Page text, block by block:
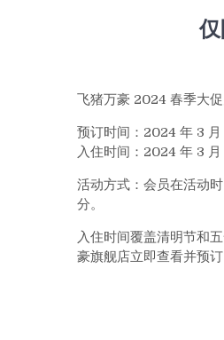
飞猪万豪 2024 春季大
预订时间：2024 年 3
入住时间：2024 年 3 月
活动方式：会员在活动
分。
入住时间覆盖清明节和
豪旗舰店立即查看并预